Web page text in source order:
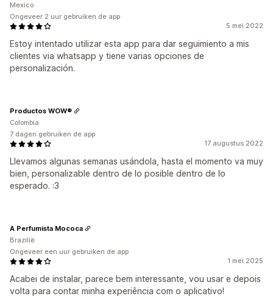
5 mei 2022
Estoy intentado utilizar esta app para dar seguimiento a mis
clientes via whatsapp y tiene varias opciones de
personalización.
Mexico
Ongeveer 2 uur gebruiken de app
17 augustus 2022
Llevamos algunas semanas usándola, hasta el momento va muy
bien, personalizable dentro de lo posible dentro de lo
esperado. :3
Productos WOW®
Colombia
7 dagen gebruiken de app
1 mei 2025
Acabei de instalar, parece bem interessante, vou usar e depois
volta para contar minha experiência com o aplicativo!
A Perfumista Mococa
Brazilië
Ongeveer een uur gebruiken de app